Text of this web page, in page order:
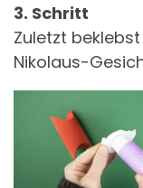
3. Schritt
Zuletzt
Nikolaus-